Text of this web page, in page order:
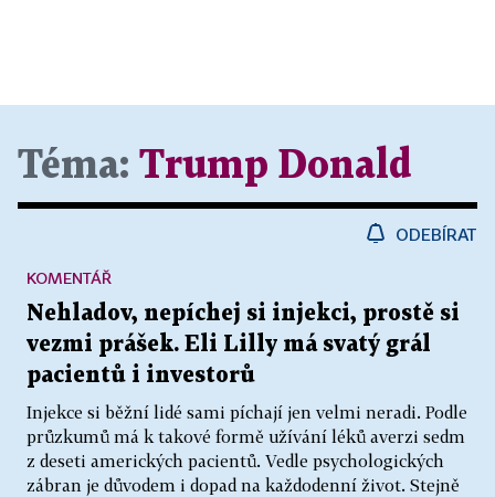
Téma: Trump Donald
ODEBÍRAT
Nehladov, nepíchej si injekci, prostě si
vezmi prášek. Eli Lilly má svatý grál
pacientů i investorů
Injekce si běžní lidé sami píchají jen velmi neradi. Podle
průzkumů má k takové formě užívání léků averzi sedm
z deseti amerických pacientů. Vedle psychologických
zábran je důvodem i dopad na každodenní život. Stejně
KOMENTÁŘ